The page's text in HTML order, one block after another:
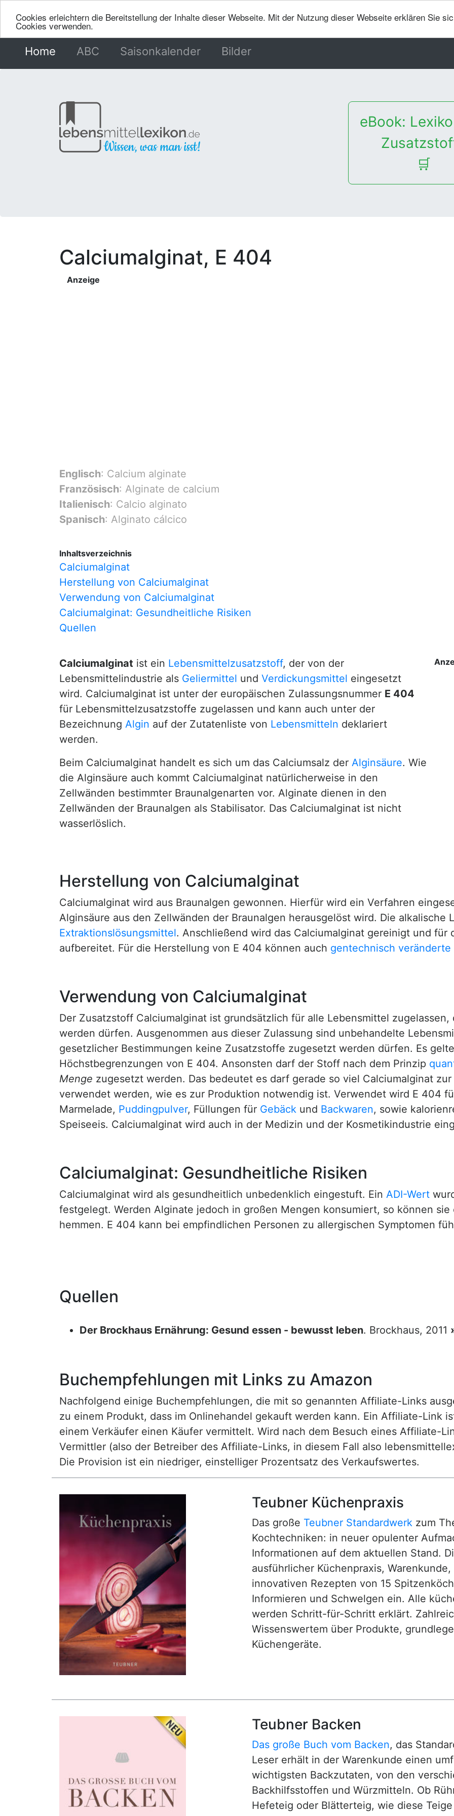
Cookies erleichtern die Bereitstellung der Inhalte dieser Webseite. Mit der Nutzung dieser Webseite erklären Sie
Cookies verwenden.
Home (current)
ABC Saisonkalender Bilder
eBook:
🛒
Calciumalginat, E 404
Anzeige
Englisch: Calcium alginate
Französisch: Alginate de calcium
Italienisch: Calcio alginato
Spanisch: Alginato cálcico
Inhaltsverzeichnis
Calciumalginat
Herstellung von Calciumalginat
Verwendung von Calciumalginat
Calciumalginat: Gesundheitliche Risiken
Quellen
Calciumalginat ist ein Lebensmittelzusatzstoff, der von der
Lebensmittelindustrie als Geliermittel und Verdickungsmittel eingesetzt
wird. Calciumalginat ist unter der europäischen Zulassungsnummer E 404
für Lebensmittelzusatzstoffe zugelassen und kann auch unter der
Bezeichnung Algin auf der Zutatenliste von Lebensmitteln deklariert
werden.
Beim Calciumalginat handelt es sich um das Calciumsalz der Alginsäure. Wie
die Alginsäure auch kommt Calciumalginat natürlicherweise in den
Zellwänden bestimmter Braunalgenarten vor. Alginate dienen in den
Zellwänden der Braunalgen als Stabilisator. Das Calciumalginat ist nicht
wasserlöslich.
Herstellung von Calciumalginat
Calciumalginat wird aus Braunalgen gewonnen. Hierfür wird ein Verfahren
Alginsäure aus den Zellwänden der Braunalgen herausgelöst wird. Die alkalische
Extraktionslösungsmittel. Anschließend wird das Calciumalginat gereinigt und
aufbereitet. Für die Herstellung von E 404 können auch gentechnisch veränderte
Verwendung von Calciumalginat
Der Zusatzstoff Calciumalginat ist grundsätzlich für alle Lebensmittel
werden dürfen. Ausgenommen aus dieser Zulassung sind unbehandelte
gesetzlicher Bestimmungen keine Zusatzstoffe zugesetzt werden dürfen. Es
Höchstbegrenzungen von E 404. Ansonsten darf der Stoff nach dem Prinzip
Menge zugesetzt werden. Das bedeutet es darf gerade so viel Calciumalginat
verwendet werden, wie es zur Produktion notwendig ist. Verwendet wird E 404
Marmelade, Puddingpulver, Füllungen für Gebäck und Backwaren, sowie
Speiseeis. Calciumalginat wird auch in der Medizin und der Kosmetikindustrie
Calciumalginat: Gesundheitliche Risiken
Calciumalginat wird als gesundheitlich unbedenklich eingestuft. Ein ADI-Wert
festgelegt. Werden Alginate jedoch in großen Mengen konsumiert, so können
hemmen. E 404 kann bei empfindlichen Personen zu allergischen Symptomen
Quellen
Der Brockhaus Ernährung: Gesund essen - bewusst leben. Brockhaus, 2011
Buchempfehlungen mit Links zu Amazon
Nachfolgend einige Buchempfehlungen, die mit so genannten Affiliate-Links
zu einem Produkt, dass im Onlinehandel gekauft werden kann. Ein Affiliate-Link
einem Verkäufer einen Käufer vermittelt. Wird nach dem Besuch eines Affiliate-
Vermittler (also der Betreiber des Affiliate-Links, in diesem Fall also
Die Provision ist ein niedriger, einstelliger Prozentsatz des Verkaufswertes.
Teubner Küchenpraxis
Das große Teubner Standardwerk zum
Kochtechniken: in neuer opulenter
Informationen auf dem aktuellen Stand.
ausführlicher Küchenpraxis,
innovativen Rezepten von 15
Informieren und Schwelgen ein. Alle
werden Schritt-für-Schritt erklärt.
Wissenswertem über Produkte,
Küchengeräte.
Teubner Backen
Das große Buch vom Backen, das
Leser erhält in der Warenkunde einen
wichtigsten Backzutaten, von den
Backhilfsstoffen und Würzmitteln. Ob
Hefeteig oder Blätterteig, wie diese